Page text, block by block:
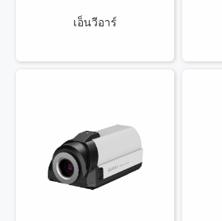
เอ็นวีอาร์